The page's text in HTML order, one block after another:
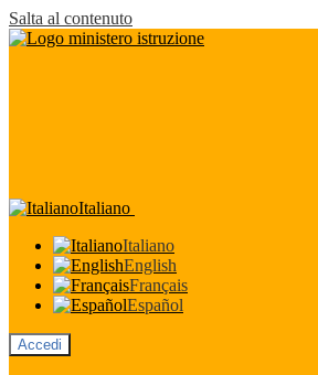
Salta al contenuto
Italiano
Italiano
English
Français
Español
Accedi